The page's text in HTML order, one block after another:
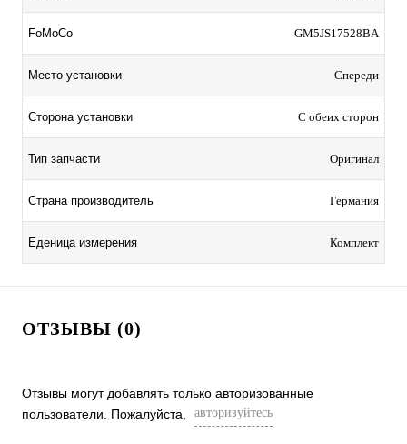
FoMoCo GM5JS17528BA
Место установки Спереди
Сторона установки С обеих сторон
Тип запчасти Оригинал
Страна производитель Германия
Еденица измерения Комплект
ОТЗЫВЫ (0)
Отзывы могут добавлять только авторизованные
пользователи. Пожалуйста,
авторизуйтесь